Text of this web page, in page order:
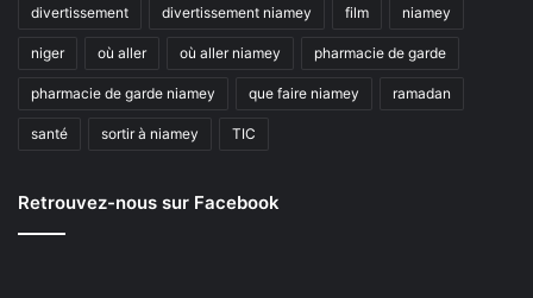
divertissement divertissement niamey film niamey
niger où aller où aller niamey pharmacie de garde
pharmacie de garde niamey que faire niamey ramadan
santé sortir à niamey TIC
Retrouvez-nous sur Facebook